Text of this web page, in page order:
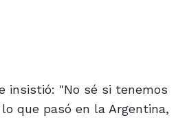
insistió: "No sé si tenemos
que pasó en la Argentina,